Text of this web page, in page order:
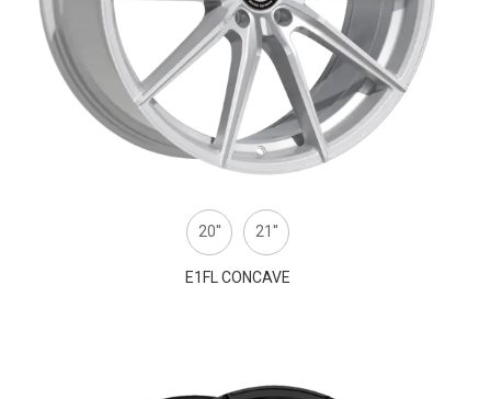
20'' 21''
E1FL CONCAVE